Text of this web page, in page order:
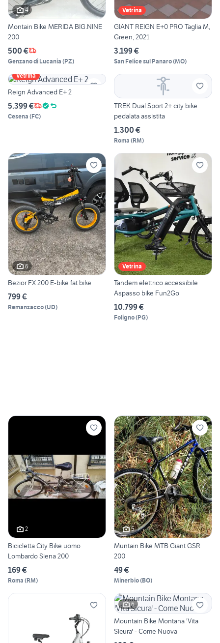
4
Montain Bike MERIDA BIG.NINE
200
500 €
Genzano di Lucania (PZ)
Vetrina
GIANT REIGN E+0 PRO Taglia M,
Green, 2021
3.199 €
San Felice sul Panaro(MO)
Vetrina
Reign Advanced E+ 2
5.399 €
Cesena (FC)
TREK Dual Sport 2+ city bike
pedalata assistita
1.300 €
Roma (RM)
6
Bezior FX 200 E-bike fat bike
799 €
Remanzacco(UD)
Vetrina
Tandem elettrico accessibile
Aspasso bike Fun2Go
10.799 €
Foligno(PG)
2
Bicicletta City Bike uomo
Lombardo Siena 200
169 €
Roma (RM)
5
Muntain Bike MTB Giant GSR
200
49 €
Minerbio(BO)
6
Mountain Bike Montana 'Vita
Sicura' - Come Nuova